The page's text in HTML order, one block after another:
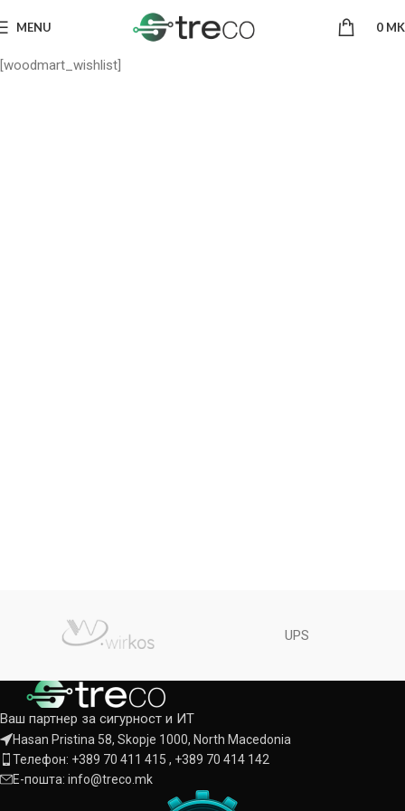
MENU 0
[woodmart_wishlist]
UPS
Ваш партнер за сигурност и ИТ
Hasan Pristina 58, Skopje 1000, North Macedonia
Телефон: +389 70 411 415 , +389 70 414 142
Е-пошта: info@treco.mk